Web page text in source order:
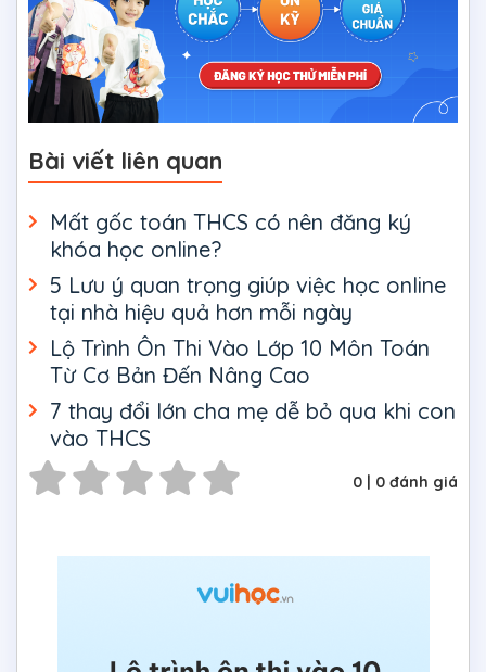
Bài viết liên quan
Mất gốc toán THCS có nên đăng ký
khóa học online?
5 Lưu ý quan trọng giúp việc học online
tại nhà hiệu quả hơn mỗi ngày
Lộ Trình Ôn Thi Vào Lớp 10 Môn Toán
Từ Cơ Bản Đến Nâng Cao
7 thay đổi lớn cha mẹ dễ bỏ qua khi con
vào THCS
0 0 đánh giá